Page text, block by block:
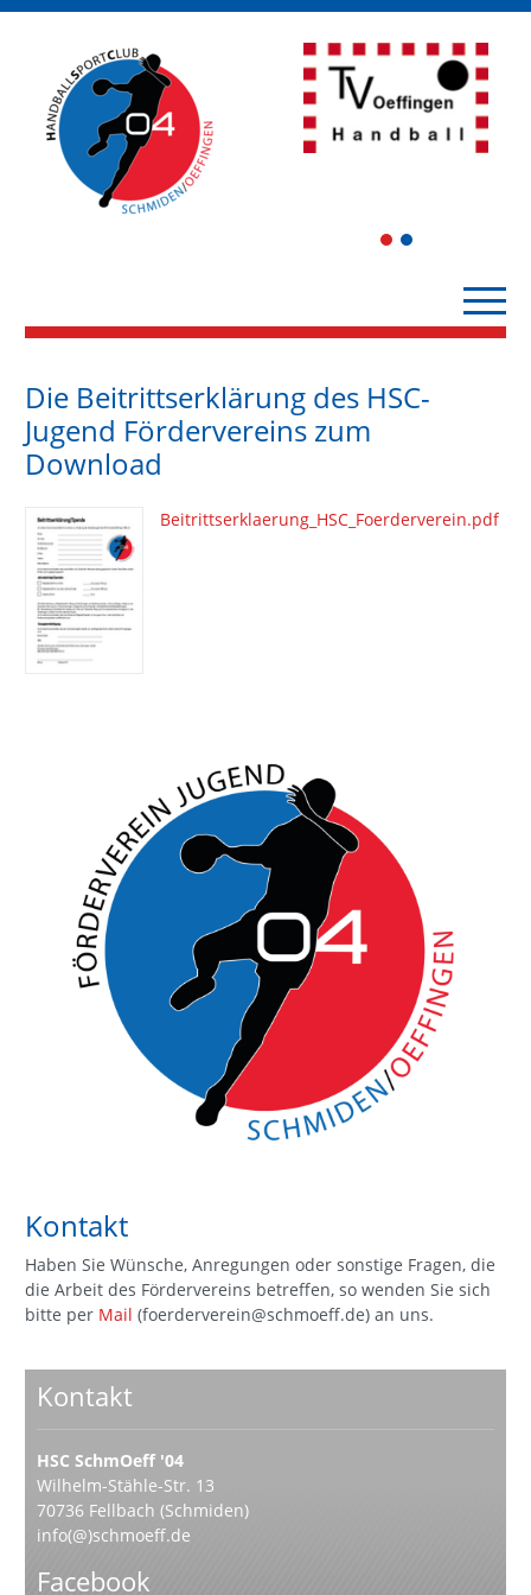
1 2
Die Beitrittserklärung des HSC-
Jugend Fördervereins zum
Download
Beitrittserklaerung_HSC_Foerderverein.pdf
Kontakt
Haben Sie Wünsche, Anregungen oder sonstige Fragen, die
die Arbeit des Fördervereins betreffen, so wenden Sie sich
bitte per Mail (foerderverein@schmoeff.de) an uns.
Kontakt
HSC SchmOeff '04
Wilhelm-Stähle-Str. 13
70736 Fellbach (Schmiden)
info(@)schmoeff.de
Facebook